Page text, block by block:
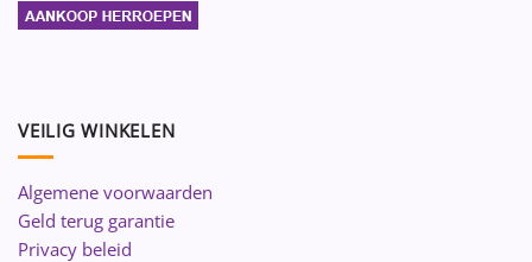
VEILIG WINKELEN
Algemene voorwaarden
Geld terug garantie
Privacy beleid